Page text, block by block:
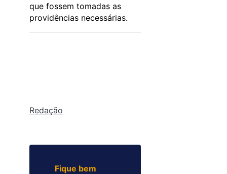
que fossem tomadas as
providências necessárias.
Redação
Fique bem